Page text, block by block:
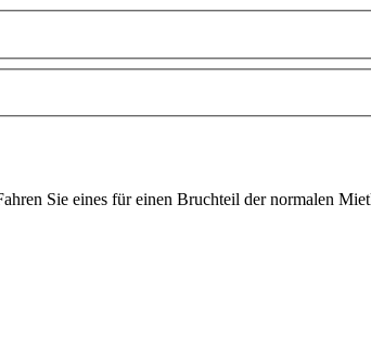
Sie eines für einen Bruchteil der normalen